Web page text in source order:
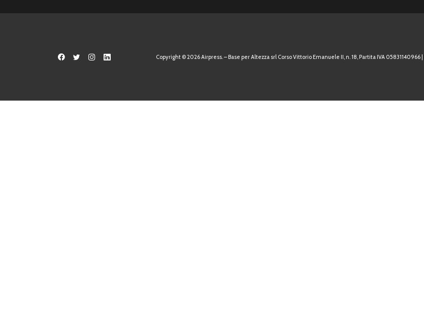
Copyright © 2026 Airpress. – Base per Altezza srl Corso Vittorio Emanuele II, n. 18, Partita IVA 05831140966 |